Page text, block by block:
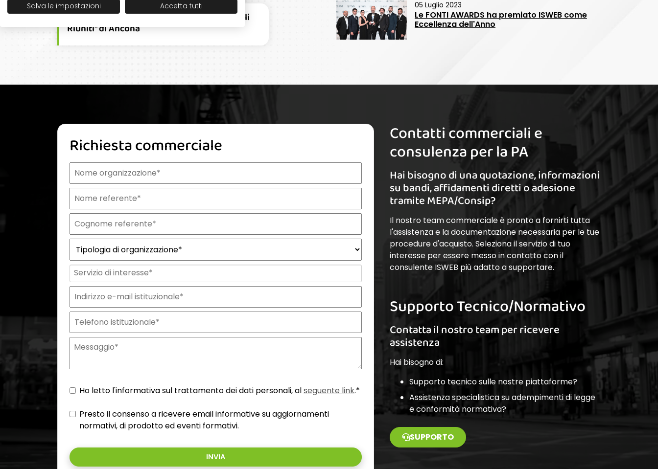
Azienda Ospedaliero Universitaria "Ospedali
Riuniti" di Ancona
05 Luglio 2023
Le FONTI AWARDS ha premiato ISWEB come
Eccellenza dell'Anno
Richiesta commerciale
Nome organizzazione
Nome referente
Cognome referente
Tipologia di organizzazione
Prodotto di interesse
Indirizzo email istituzionale*
Telefono istituzionale
Messaggio
Ho letto l'informativa sul trattamento dei dati personali, alseguente link.*
Presto il consenso a ricevere email informative su aggiornamenti
normativi, di prodotto ed eventi formativi.
INVIA
Contatti commerciali e
consulenza per la PA
Hai bisogno di una quotazione, informazioni
su bandi, affidamenti diretti o adesione
tramite MEPA/Consip?
Il nostro team commerciale è pronto a fornirti tutta
l'assistenza e la documentazione necessaria per le tue
procedure d'acquisto. Seleziona il servizio di tuo
interesse per essere messo in contatto con il
consulente ISWEB più adatto a supportare.
Supporto Tecnico/Normativo
Contatta il nostro team per ricevere
assistenza
Hai bisogno di:
Supporto tecnico sulle nostre piattaforme?
Assistenza specialistica su adempimenti di legge
e conformità normativa?
SUPPORTO
Salva le impostazioni
Accetta tutti